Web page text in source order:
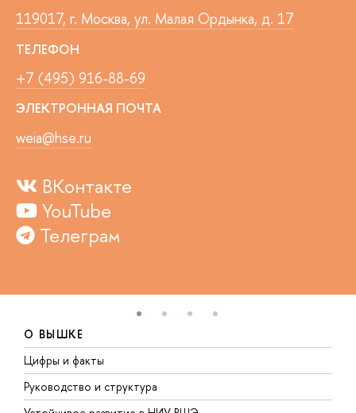
119017, г. Москва, ул. Малая Ордынка, д. 17
ТЕЛЕФОН
+7 (495) 916-88-69
ЭЛЕКТРОННАЯ ПОЧТА
weia@hse.ru
ВКонтакте
YouTube
Телеграм
О ВЫШКЕ
Цифры и факты
Руководство и структура